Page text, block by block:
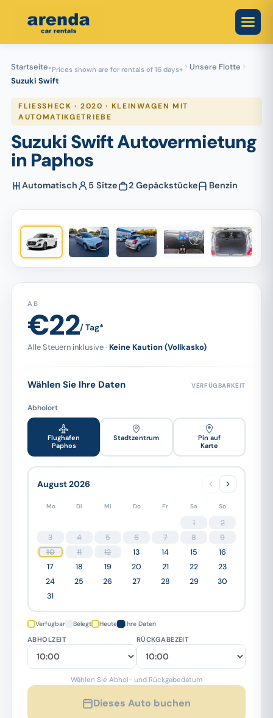
Startseite*Prices shown are for rentals of 16 days+
Unsere Flotte
Suzuki Swift
FLIESSHECK · 2020 · KLEINWAGEN MIT A
UTOMATIKGETRIEBE
Suzuki Swift Autovermietung
in Paphos
Automatisch 5 Sitze 2 Gepäckstücke Benzin
AB
€22/ Tag*
Alle Steuern inklusive · Keine Kaution (Vollkasko)
Wählen Sie Ihre Daten VERFÜGBARKEIT
Abholort
Flughafen
Paphos
Stadtzentrum
Pin auf
Karte
August 2026
Mo Di Mi Do Fr Sa So
1
2
3
4 5 6 7 8
9
10
11 12 13 14 15
16
17
18 19 20 21 22
23
24
25 26 27 28 29
30
31
Verfügbar Belegt Heute Ihre Daten
ABHOLZEIT RÜCKGABEZEIT
Wählen Sie Abhol- und Rückgabedatum
Dieses Auto buchen